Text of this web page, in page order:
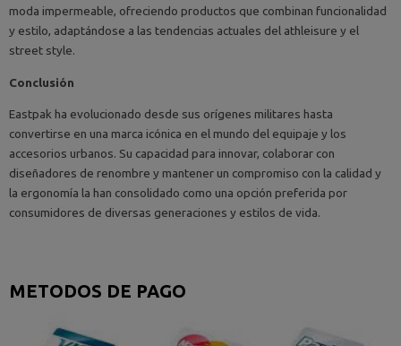
METODOS DE PAGO
moda impermeable, ofreciendo productos que combinan funcionalidad
y estilo, adaptándose a las tendencias actuales del athleisure y el
street style.
Conclusión
Eastpak ha evolucionado desde sus orígenes militares hasta
convertirse en una marca icónica en el mundo del equipaje y los
accesorios urbanos. Su capacidad para innovar, colaborar con
diseñadores de renombre y mantener un compromiso con la calidad y
la ergonomía la han consolidado como una opción preferida por
consumidores de diversas generaciones y estilos de vida.